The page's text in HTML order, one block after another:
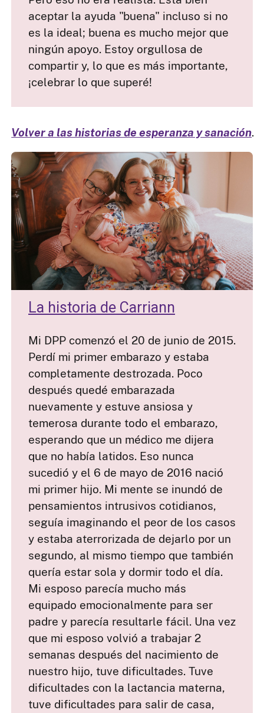
aceptar la ayuda "buena" incluso si no
es la ideal; buena es mucho mejor que
ningún apoyo. Estoy orgullosa de
compartir y, lo que es más importante,
¡celebrar lo que superé!
Volver a las historias de esperanza y sanación.
La historia de Carriann
Mi DPP comenzó el 20 de junio de 2015.
Perdí mi primer embarazo y estaba
completamente destrozada. Poco
después quedé embarazada
nuevamente y estuve ansiosa y
temerosa durante todo el embarazo,
esperando que un médico me dijera
que no había latidos. Eso nunca
sucedió y el 6 de mayo de 2016 nació
mi primer hijo. Mi mente se inundó de
pensamientos intrusivos cotidianos,
seguía imaginando el peor de los casos
y estaba aterrorizada de dejarlo por un
segundo, al mismo tiempo que también
quería estar sola y dormir todo el día.
Mi esposo parecía mucho más
equipado emocionalmente para ser
padre y parecía resultarle fácil. Una vez
que mi esposo volvió a trabajar 2
semanas después del nacimiento de
nuestro hijo, tuve dificultades. Tuve
dificultades con la lactancia materna,
tuve dificultades para salir de casa,